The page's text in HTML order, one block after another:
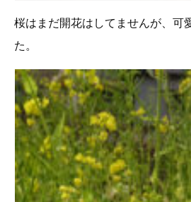
桜はまだ開花はしてませんが、可
た。